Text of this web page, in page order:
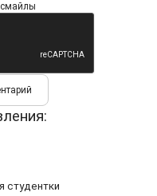
смайлы
студентки